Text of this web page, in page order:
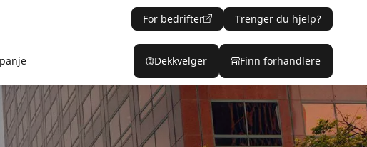
For bedrifter Trenger du hjelp?
Dekkvelger Finn forhandlere